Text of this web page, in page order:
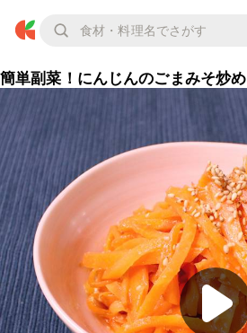
簡単副菜！にんじんのごまみそ炒め